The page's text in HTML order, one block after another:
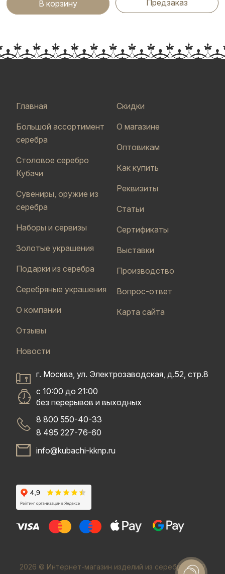
В корзину Предзаказ
Главная
Большой ассортимент
серебра
Столовое серебро
Кубачи
Сувениры, оружие из
серебра
Наборы и сервизы
Золотые украшения
Подарки из серебра
Серебряные украшения
О компании
Отзывы
Новости
Скидки
О магазине
Оптовикам
Как купить
Реквизиты
Статьи
Сертификаты
Выставки
Производство
Вопрос-ответ
Карта сайта
г. Москва, ул. Электрозаводская, д.52, стр.8
с 10:00 до 21:00
без перерывов и выходных
8 800 550-40-33
8 495 227-76-60
info@kubachi-kknp.ru
2026 © Интернет-магазин изделий из серебра. ООО